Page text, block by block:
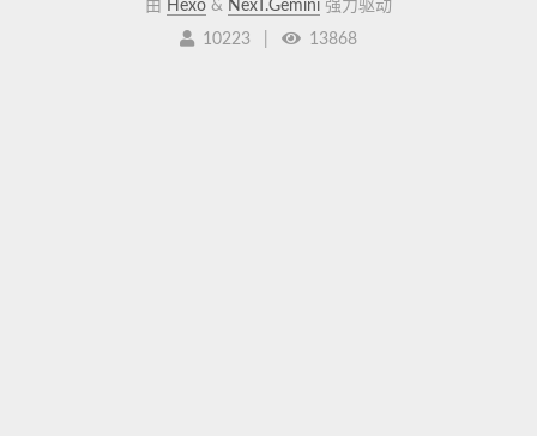
由 Hexo & NexT.Gemini 强力驱动
10223
13868